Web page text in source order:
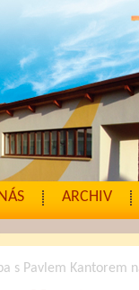
ARCHIV
s Pavlem Kantorem